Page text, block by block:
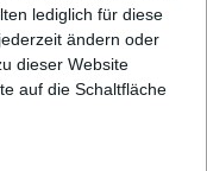
lediglich für diese
ändern oder
dieser Website
auf die Schaltfläche
3-.
Angebot an den
Menschen dennoch